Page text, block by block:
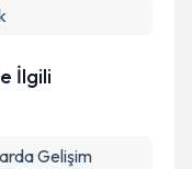
İlgili
Gelişim